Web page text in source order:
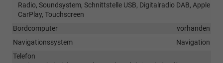
Radio, Soundsystem, Schnittstelle USB, Digitalradio DAB, Apple
CarPlay, Touchscreen
Bordcomputer
vorhanden
Navigationssystem
Navigation
Telefon